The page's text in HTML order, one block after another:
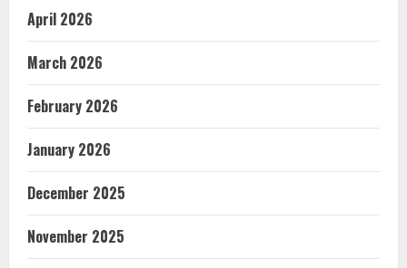
April 2026
March 2026
February 2026
January 2026
December 2025
November 2025